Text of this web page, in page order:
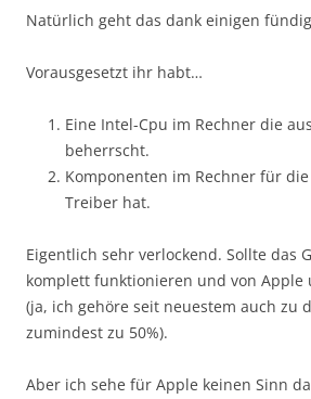
Natürlich geht das dank einigen
Vorausgesetzt ihr habt…
Eine Intel-Cpu im Rechner die
beherrscht.
Komponenten im Rechner für
Treiber hat.
Eigentlich sehr verlockend. Sollte das
komplett funktionieren und von Apple
(ja, ich gehöre seit neuestem auch zu
zumindest zu 50%).
Aber ich sehe für Apple keinen Sinn